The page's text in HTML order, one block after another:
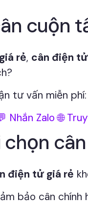
cuộn
rẻ, cân điện
tư vấn miễn phí:
Nhắn Zalo 🌐
điện tử giá rẻ
bảo cân chính